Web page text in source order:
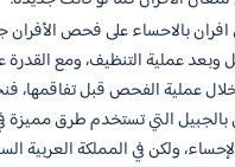
بالاحساء على فحص الأفران
وبعد عملية التنظيف، ومع
عملية الفحص قبل تفاقمها،
بالجبيل التي تستخدم طرق مميزة
ولكن في المملكة العربية